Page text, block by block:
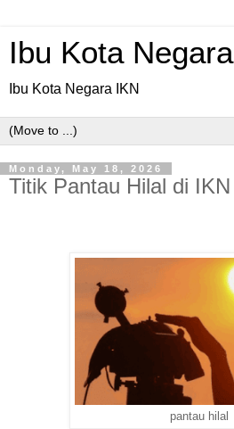
Ibu Kota Negara
Ibu Kota Negara IKN
Monday, May 18, 2026
Titik Pantau Hilal di IKN
pantau hilal